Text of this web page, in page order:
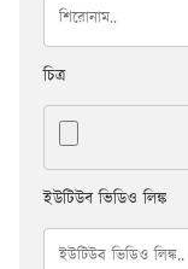
চিত্র
ইউটিউব ভিডিও লিঙ্ক